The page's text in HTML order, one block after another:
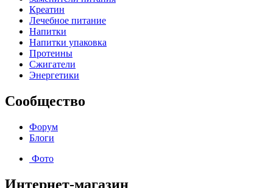
Креатин
Лечебное питание
Напитки
Напитки упаковка
Протеины
Сжигатели
Энергетики
Сообщество
Форум
Блоги
Фото
Интернет-магазин